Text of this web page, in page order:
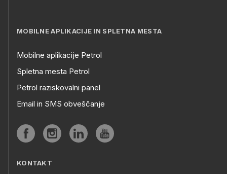
MOBILNE APLIKACIJE IN SPLETNA MESTA
Mobilne aplikacije Petrol
Spletna mesta Petrol
Petrol raziskovalni panel
Email in SMS obveščanje
KONTAKT